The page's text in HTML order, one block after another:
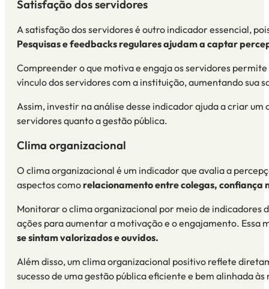
Satisfação dos servidores
A satisfação dos servidores é outro indicador essencial,
Pesquisas e feedbacks regulares ajudam a captar
Compreender o que motiva e engaja os servidores
vínculo dos servidores com a instituição, aumentando sua
Assim, investir na análise desse indicador ajuda a criar
servidores quanto a gestão pública.
Clima organizacional
O clima organizacional é um indicador que avalia a
aspectos comorelacionamento entre colegas, confiança
Monitorar o clima organizacional por meio de indicadores
ações para aumentar a motivação e o engajamento.
se sintam valorizados e ouvidos.
Além disso, um clima organizacional positivo reflete
sucesso de uma gestão pública eficiente e bem alinhada